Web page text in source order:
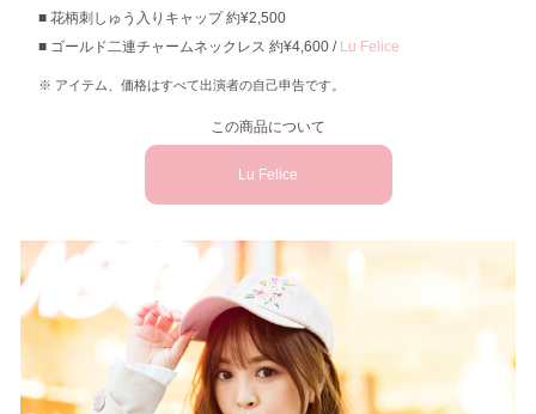
花柄刺しゅう入りキャップ 約¥2,500
ゴールド二連チャームネックレス 約¥4,600 / Lu Felice
アイテム、価格はすべて出演者の自己申告です。
この商品について
Lu Felice